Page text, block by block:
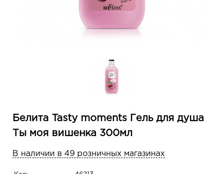
Белита Tasty moments Гель для душа
Ты моя вишенка 300мл
В наличии в 49 розничных магазинах